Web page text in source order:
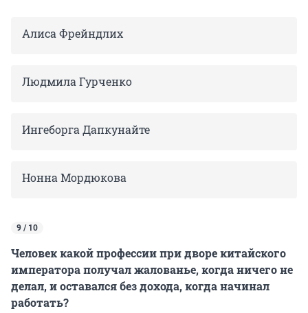
Алиса Фрейндлих
Людмила Гурченко
Ингеборга Дапкунайте
Нонна Мордюкова
9 / 10
Человек какой профессии при дворе китайского
императора получал жалованье, когда ничего не
делал, и оставался без дохода, когда начинал
работать?